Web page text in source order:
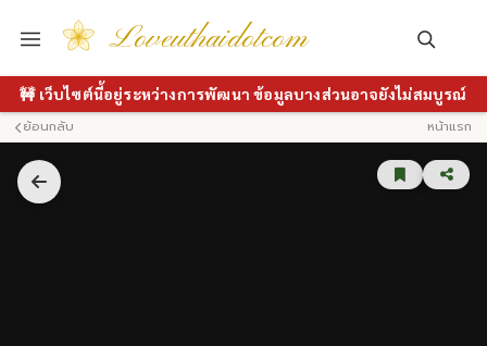
🚧 เว็บไซต์นี้อยู่ระหว่างการพัฒนา ข้อมูลบางส่วนอาจยังไม่สมบูรณ์
Loveuthaidotcom
ย้อนกลับ หน้าแรก